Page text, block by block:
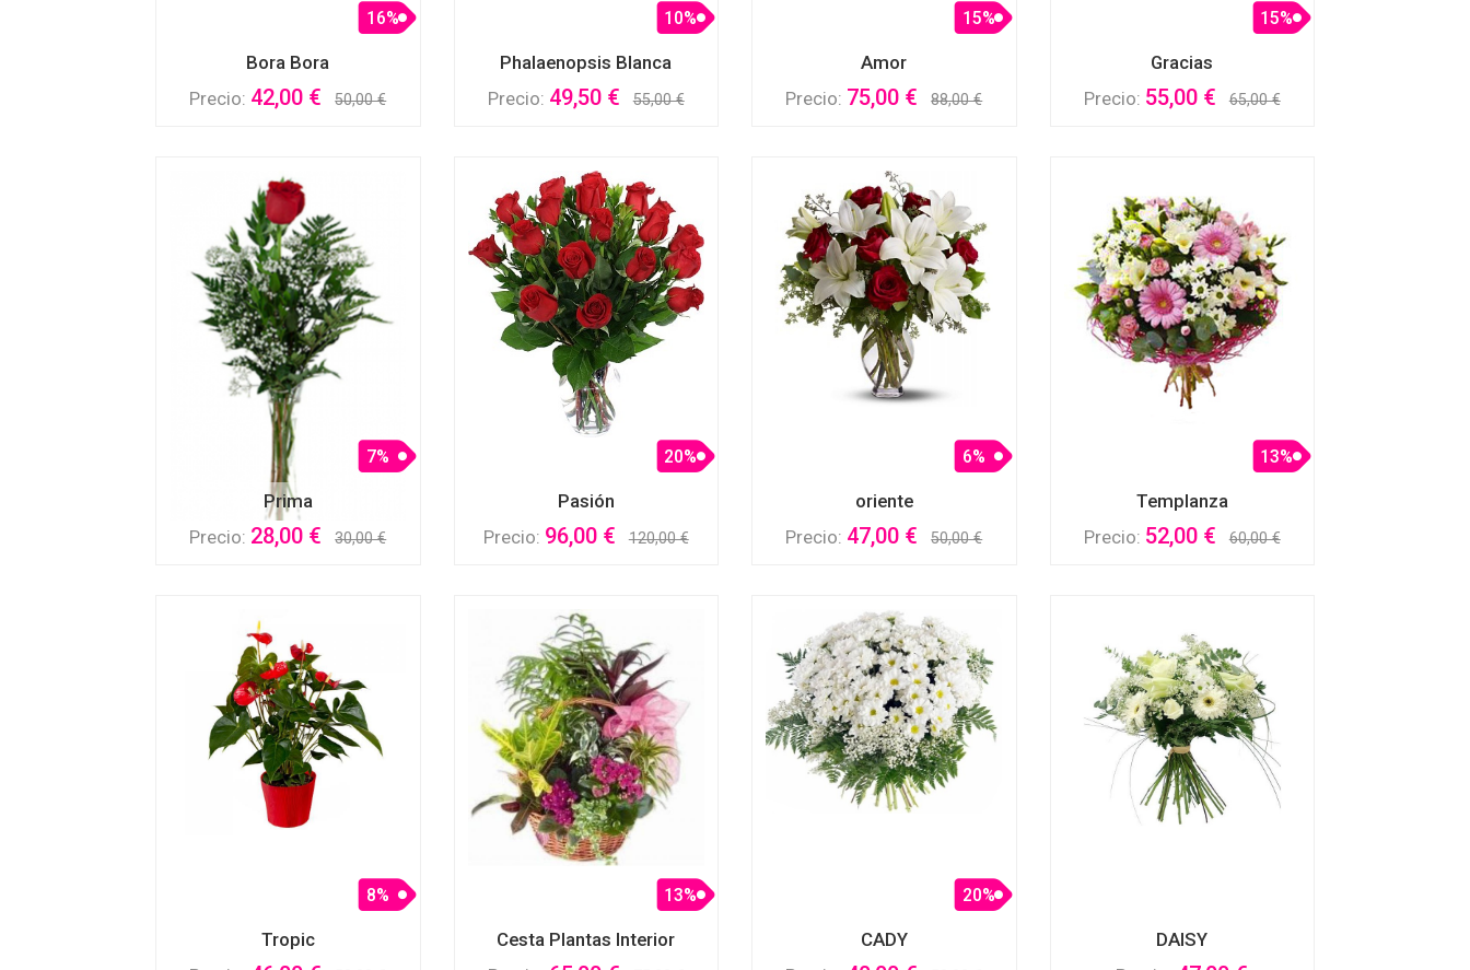
Bora Bora
16%
Precio: 42,00 € 50,00 €
Phalaenopsis Blanca
10%
Precio: 49,50 € 55,00 €
Amor
15%
Precio: 75,00 € 88,00 €
Gracias
15%
Precio: 55,00 € 65,00 €
Prima
7%
Precio: 28,00 € 30,00 €
Pasión
20%
Precio: 96,00 € 120,00 €
oriente
6%
Precio: 47,00 € 50,00 €
Templanza
13%
Precio: 52,00 € 60,00 €
Tropic
8%
Cesta Plantas Interior
13%
CADY
20%
DAISY